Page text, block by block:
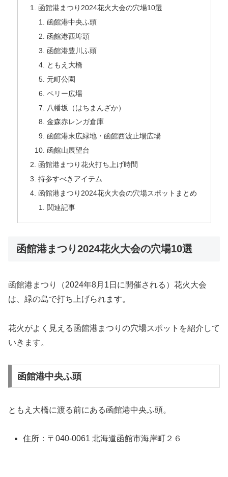
函館港まつり2024花火大会の穴場10選
函館港中央ふ頭
函館港西埠頭
函館港豊川ふ頭
ともえ大橋
元町公園
ペリー広場
八幡坂（はちまんざか）
金森赤レンガ倉庫
函館港末広緑地・函館西波止場広場
函館山展望台
函館港まつり花火打ち上げ時間
持参すべきアイテム
函館港まつり2024花火大会の穴場スポットまとめ
関連記事
函館港まつり2024花火大会の穴場10選
函館港まつり（2024年8月1日に開催される）花火大会
は、緑の島で打ち上げられます。
花火がよく見える函館港まつりの穴場スポットを紹介して
いきます。
函館港中央ふ頭
ともえ大橋に渡る前にある函館港中央ふ頭。
住所：〒040-0061 北海道函館市海岸町２６